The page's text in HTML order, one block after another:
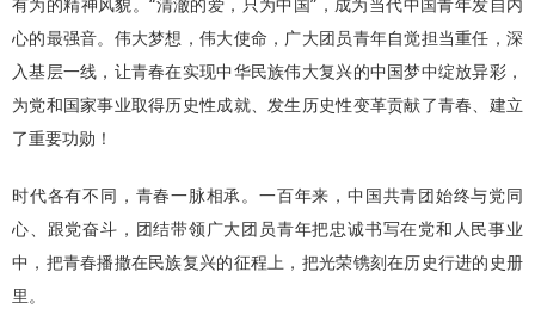
心的最强音。伟大梦想，伟大使命，广大团员青年自觉担当重任，深
入基层一线，让青春在实现中华民族伟大复兴的中国梦中绽放异彩，
为党和国家事业取得历史性成就、发生历史性变革贡献了青春、建立
了重要功勋！
时代各有不同，青春一脉相承。一百年来，中国共青团始终与党同
心、跟党奋斗，团结带领广大团员青年把忠诚书写在党和人民事业
中，把青春播撒在民族复兴的征程上，把光荣镌刻在历史行进的史册
里。